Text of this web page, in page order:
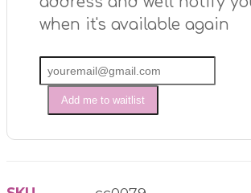
when it's available again
Add me to waitlist